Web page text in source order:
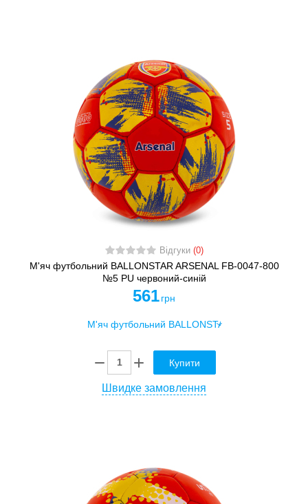
Відгуки (0)
М'яч футбольний BALLONSTAR ARSENAL FB-0047-800
№5 PU червоний-синій
561 грн
Купити
Швидке замовлення